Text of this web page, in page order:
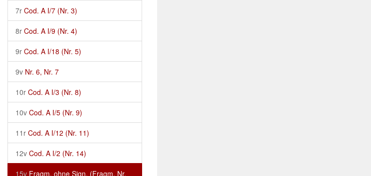
7r Cod. A I/7 (Nr. 3)
8r Cod. A I/9 (Nr. 4)
9r Cod. A I/18 (Nr. 5)
9v Nr. 6, Nr. 7
10r Cod. A I/3 (Nr. 8)
10v Cod. A I/5 (Nr. 9)
11r Cod. A I/12 (Nr. 11)
12v Cod. A I/2 (Nr. 14)
15v Fragm. ohne Sign. (Fragm. Nr.